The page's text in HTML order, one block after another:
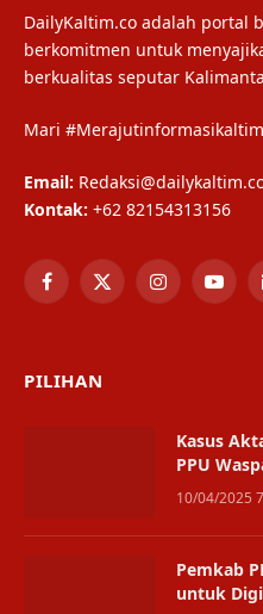
DailyKaltim.co adalah portal
berkomitmen untuk
berkualitas seputar
Mari
Email:
Kontak: +62 82154313156
Facebook
X
Instagram
PILIHAN
Kasus
PPU
Online
10/04/2025
Pemkab
untuk